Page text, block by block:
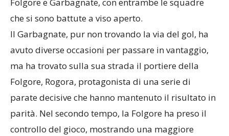
Folgore e Garbagnate, con entrambe le squadre
che si sono battute a viso aperto.
Il Garbagnate, pur non trovando la via del gol, ha
avuto diverse occasioni per passare in vantaggio,
ma ha trovato sulla sua strada il portiere della
Folgore, Rogora, protagonista di una serie di
parate decisive che hanno mantenuto il risultato in
parità. Nel secondo tempo, la Folgore ha preso il
controllo del gioco, mostrando una maggiore